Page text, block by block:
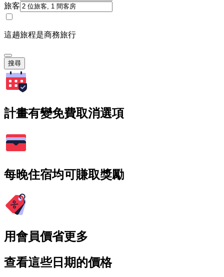
旅客
這趟旅程是商務旅行
搜尋
計畫有變免費取消選項
每晚住宿均可賺取獎勵
用會員價省更多
查看這些日期的價格